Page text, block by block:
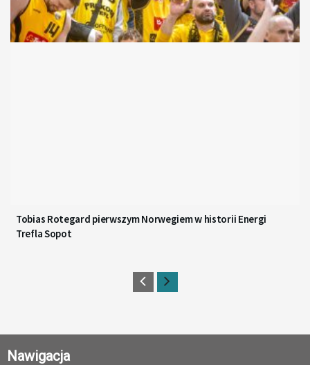
Tobias Rotegard pierwszym Norwegiem w historii Energi
Trefla Sopot
Nawigacja